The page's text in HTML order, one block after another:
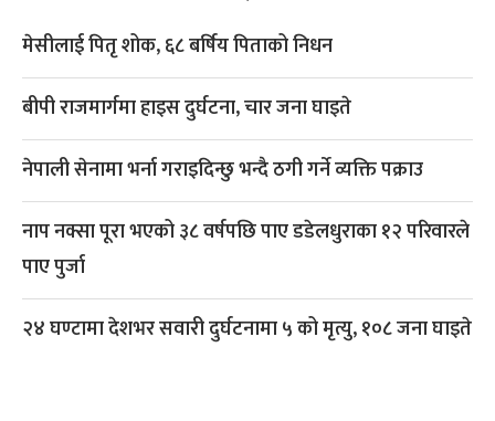
मेसीलाई पितृ शोक, ६८ बर्षिय पिताको निधन
बीपी राजमार्गमा हाइस दुर्घटना, चार जना घाइते
नेपाली सेनामा भर्ना गराइदिन्छु भन्दै ठगी गर्ने व्यक्ति पक्राउ
नाप नक्सा पूरा भएको ३८ वर्षपछि पाए डडेलधुराका १२ परिवारले
पाए पुर्जा
२४ घण्टामा देशभर सवारी दुर्घटनामा ५ को मृत्यु, १०८ जना घाइते